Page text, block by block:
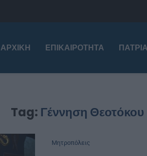
ΑΡΧΙΚΉ ΕΠΙΚΑΙΡΌΤΗΤΑ
Tag: Γέννηση Θεοτόκου
Μητροπόλεις